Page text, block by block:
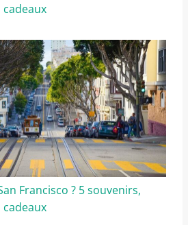
Francisco ? 5 souvenirs,